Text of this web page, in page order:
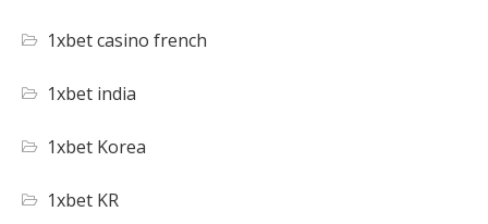
1xbet casino french
1xbet india
1xbet Korea
1xbet KR